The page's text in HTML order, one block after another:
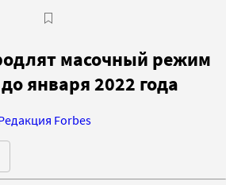
масочный режим
января 2022 года
Forbes